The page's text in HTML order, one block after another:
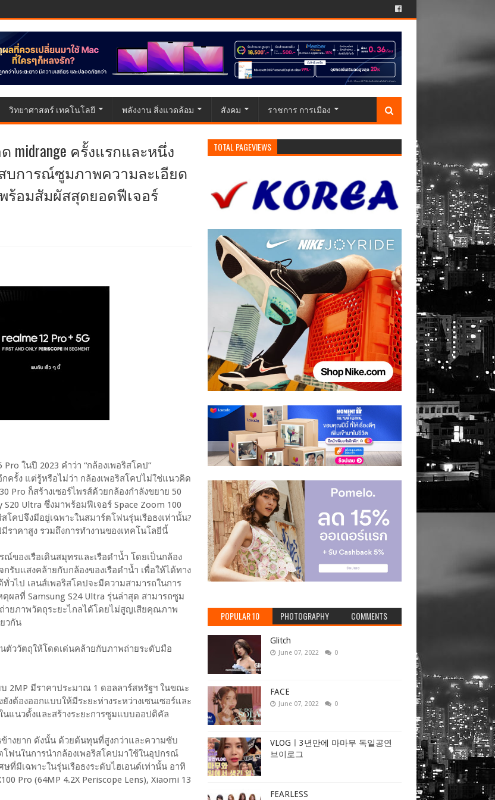
วิทยาศาสตร์ เทคโนโลยี พลังงาน สิ่งแวดล้อม สังคม ราชการ การเมือง
midrange ครั้งแรกและหนึ่ง
ะสบการณ์ซูมภาพความละเอียด
อมสัมผัสสุดยอดฟีเจอร์
ในปี 2023 คำว่า “กล้องเพอริสโคป”
ครั้ง แต่รู้หรือไม่ว่า กล้องเพอริสโคปไม่ใช่แนวคิด
Pro ก็สร้างเซอร์ไพรส์ด้วยกล้องกำลังขยาย 50
Ultra ซึ่งมาพร้อมฟีเจอร์ Space Zoom 100
สโคปจึงมีอยู่เฉพาะในสมาร์ตโฟนรุ่นเรือธงเท่านั้น?
ราคาสูง รวมถึงการทำงานของเทคโนโลยีนี้
ของเรือเดินสมุทรและเรือดำน้ำ โดยเป็นกล้อง
รับแสงคล้ายกับกล้องของเรือดำน้ำ เพื่อให้ได้ทาง
วไป เลนส์เพอริสโคปจะมีความสามารถในการ
ลที่ Samsung S24 Ultra รุ่นล่าสุด สามารถซูม
ายภาพวัตถุระยะไกลได้โดยไม่สูญเสียคุณภาพ
วกัน
ตัววัตถุให้โดดเด่นคล้ายกับภาพถ่ายระดับมือ
2MP มีราคาประมาณ 1 ดอลลาร์สหรัฐฯ ในขณะ
งต้องออกแบบให้มีระยะห่างระหว่างเซนเซอร์และ
นแนวตั้งและสร้างระยะการซูมแบบออปติคัล
างยาก ดังนั้น ด้วยต้นทุนที่สูงกว่าและความซับ
ฟนในการนำกล้องเพอริสโคปมาใช้ในอุปกรณ์
ที่มีเฉพาะในรุ่นเรือธงระดับไฮเอนด์เท่านั้น อาทิ
Pro (64MP 4.2X Periscope Lens), Xiaomi 13
TOTAL PAGEVIEWS
POPULAR 10 PHOTOGRAPHY COMMENTS
Glitch
June 07, 2022 0
FACE
June 07, 2022 0
VLOGㅣ3년만에 마마무 독일공연
브이로그
FEARLESS